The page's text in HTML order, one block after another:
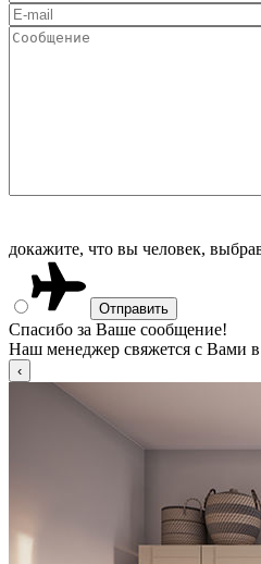
докажите, что вы человек,
Спасибо за Ваше сообщение!
Наш менеджер свяжется с Вами